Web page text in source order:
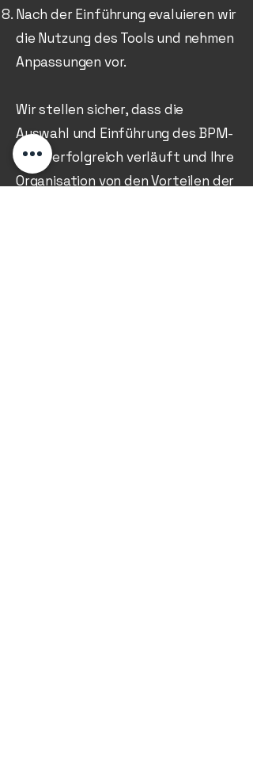
Nach der Einführung evaluieren wir
die Nutzung des Tools und nehmen
Anpassungen vor.
Wir stellen sicher, dass die
Auswahl und Einführung des BPM-
Tools erfolgreich verläuft und Ihre
Organisation von den Vorteilen der